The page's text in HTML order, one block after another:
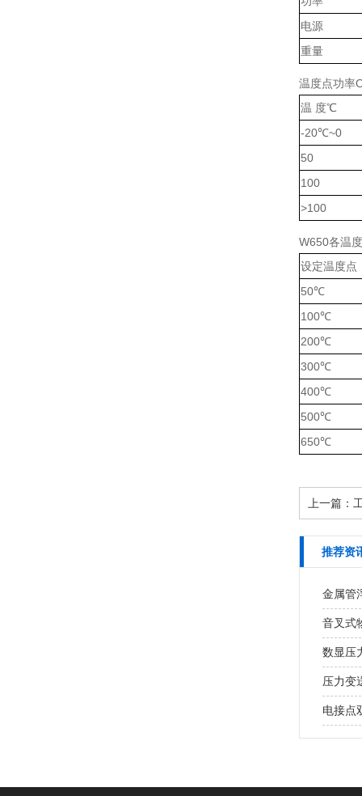
电源
重量
温度点功率
温 度℃
-20℃~0
50
100
>100
W650各温
设定温度点
50℃
100℃
200℃
300℃
400℃
500℃
650℃
上一篇：
推荐资
金属管
音叉式
数显压
压力变
电接点